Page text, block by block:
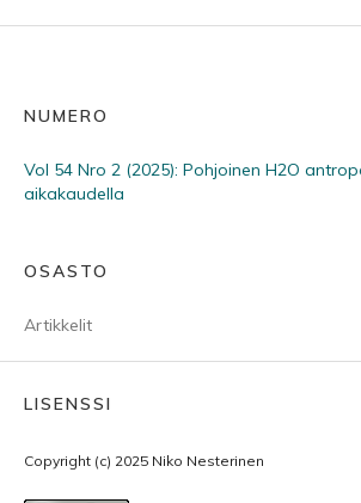
NUMERO
Vol 54 Nro 2 (2025): Pohjoinen H2O
aikakaudella
OSASTO
Artikkelit
LISENSSI
Copyright (c) 2025 Niko Nesterinen